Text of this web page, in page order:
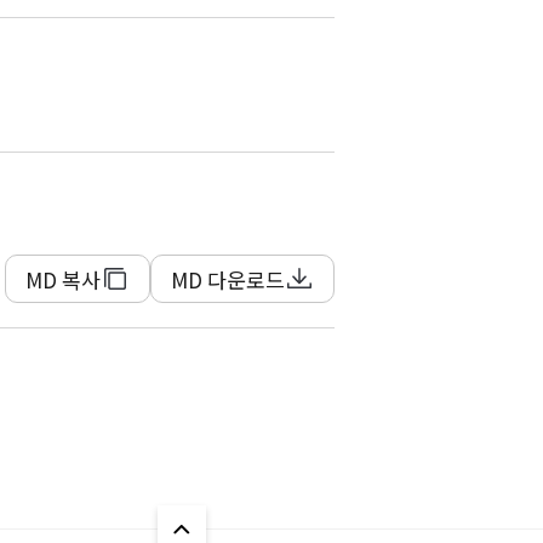
MD 복사 MD 다운로드